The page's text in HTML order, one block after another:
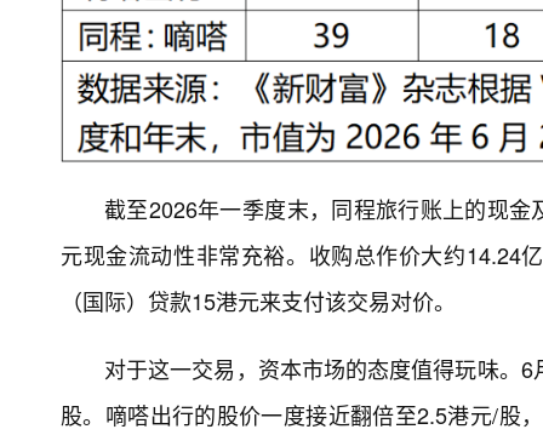
截至2026年一季度末，同程旅行账上的现
元现金流动性非常充裕。收购总作价大约14.24
（国际）贷款15港元来支付该交易对价。
对于这一交易，资本市场的态度值得玩味。
股。嘀嗒出行的股价一度接近翻倍至2.5港元/股